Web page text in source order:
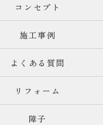
コンセプト
施工事例
よくある質問
リフォーム
障子